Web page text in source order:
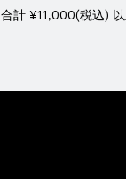
計 ¥11,000(税込)